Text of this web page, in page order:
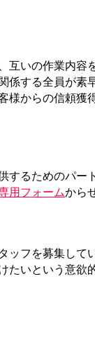
いの作業内容
する全員が素
からの信頼獲
るためのパー
用フォームから
フを募集してい
いという意欲